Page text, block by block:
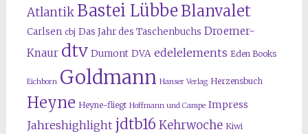
Atlantik Bastei LübbeBlanvalet
Carlsen cbj Das Jahr des Taschenbuchs Droemer-
Knaur dtv Dumont DVA edelelements Eden Books
Eichborn Goldmann Hanser Verlag Herzensbuch
Heyne Heyne-fliegt Hoffmann und Campe Impress
Jahreshighlight jdtb16 Kehrwoche Kiwi